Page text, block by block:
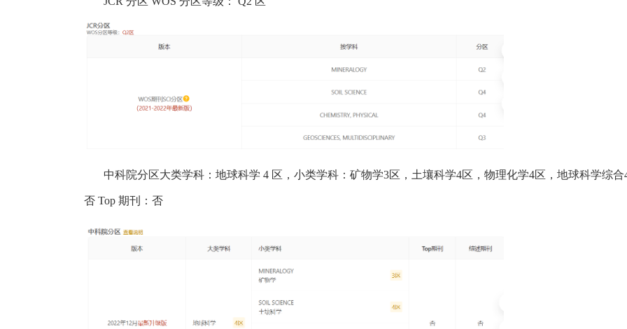
中科院分区大类学科：地球科学 4 区，小类学科：矿物学3区，土壤科学4区，物理化学4区，地球科学综合
否 Top 期刊：否